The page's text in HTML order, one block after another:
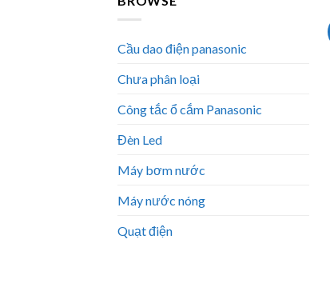
Cầu dao điện panasonic
Chưa phân loại
Công tắc ổ cắm Panasonic
Đèn Led
Máy bơm nước
Máy nước nóng
Quạt điện